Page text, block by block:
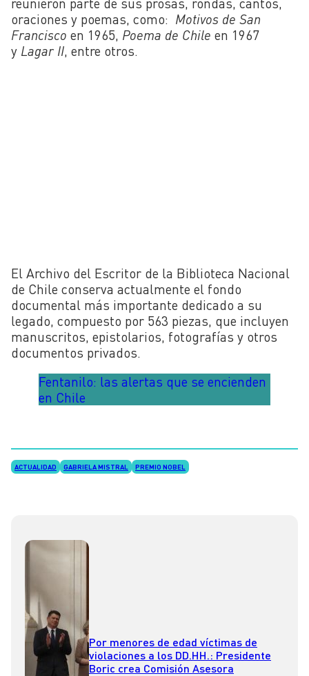
oraciones y poemas, como: Motivos de San
Francisco en 1965, Poema de Chile en 1967
y Lagar II, entre otros.
El Archivo del Escritor de la Biblioteca Nacional
de Chile conserva actualmente el fondo
documental más importante dedicado a su
legado, compuesto por 563 piezas, que incluyen
manuscritos, epistolarios, fotografías y otros
documentos privados.
Fentanilo: las alertas que se encienden
en Chile
ACTUALIDAD GABRIELA MISTRAL PREMIO NOBEL
Por menores de edad víctimas de
violaciones a los DD.HH.: Presidente
Boric crea Comisión Asesora